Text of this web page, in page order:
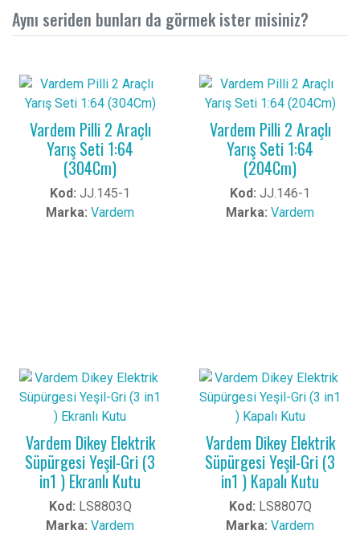
Aynı seriden bunları da görmek ister misiniz?
Vardem Pilli 2 Araçlı
Yarış Seti 1:64
(304Cm)
Kod: JJ.145-1
Marka: Vardem
Vardem Pilli 2 Araçlı
Yarış Seti 1:64
(204Cm)
Kod: JJ.146-1
Marka: Vardem
Vardem Dikey Elektrik
Süpürgesi Yeşil-Gri (3
in1 ) Ekranlı Kutu
Kod: LS8803Q
Marka: Vardem
Vardem Dikey Elektrik
Süpürgesi Yeşil-Gri (3
in1 ) Kapalı Kutu
Kod: LS8807Q
Marka: Vardem